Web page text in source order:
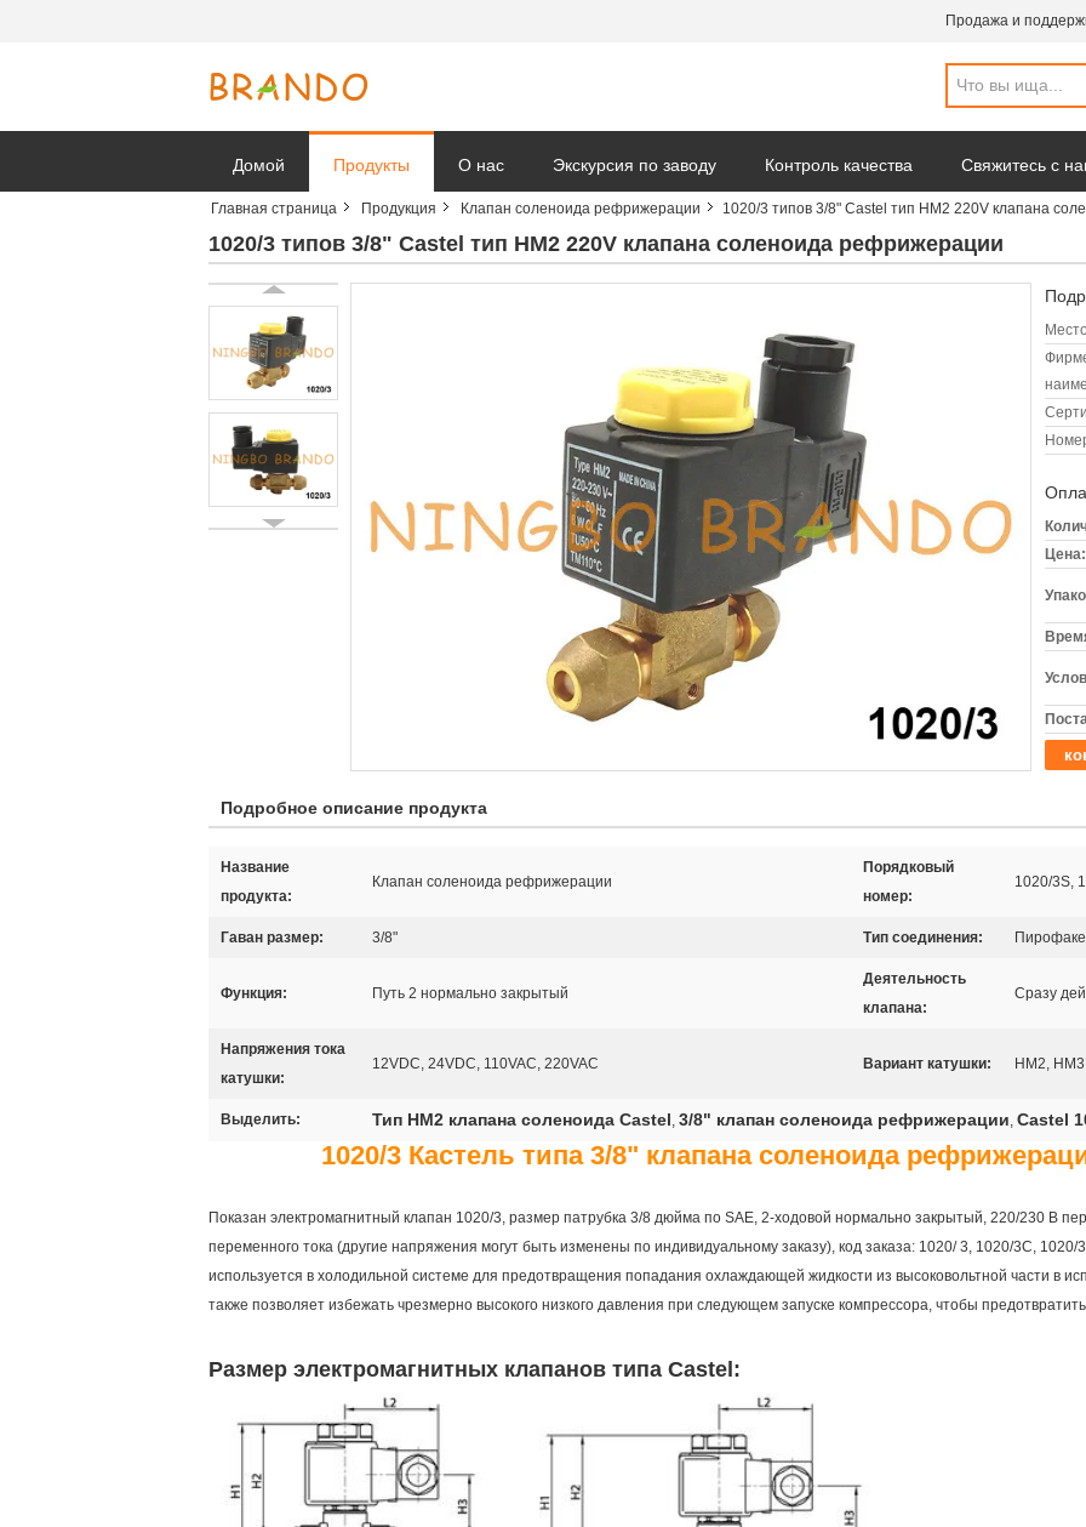
Продажа и
Домой Продукты О нас Экскурсия по заводу Контроль качества Свяжитесь с
Новости компании
Главная страница Продукция Клапан соленоида рефрижерации 1020/3 типов 3/8" Castel тип HM2 220V клапана
1020/3 типов 3/8" Castel тип HM2 220V клапана соленоида рефрижерации
Цена:
Подробное описание продукта
Название
продукта:
Клапан соленоида рефрижерации
Порядковый
номер:
1020/3S,
Гаван размер: 3/8" Тип соединения:
Функция: Путь 2 нормально закрытый
Деятельность
клапана:
Сразу
Напряжения тока
катушки:
12VDC, 24VDC, 110VAC, 220VAC Вариант катушки: HM2, HM3
Выделить: Тип HM2 клапана соленоида Castel, 3/8" клапан соленоида рефрижерации, Castel
1020/3 Кастель типа 3/8" клапана соленоида
Показан электромагнитный клапан 1020/3, размер патрубка 3/8 дюйма по SAE, 2-ходовой нормально закрытый, 220/230 В
переменного тока (другие напряжения могут быть изменены по индивидуальному заказу), код заказа: 1020/ 3, 1020/3С,
используется в холодильной системе для предотвращения попадания охлаждающей жидкости из высоковольтной части в
также позволяет избежать чрезмерно высокого низкого давления при следующем запуске компрессора, чтобы
Размер электромагнитных клапанов типа Castel: